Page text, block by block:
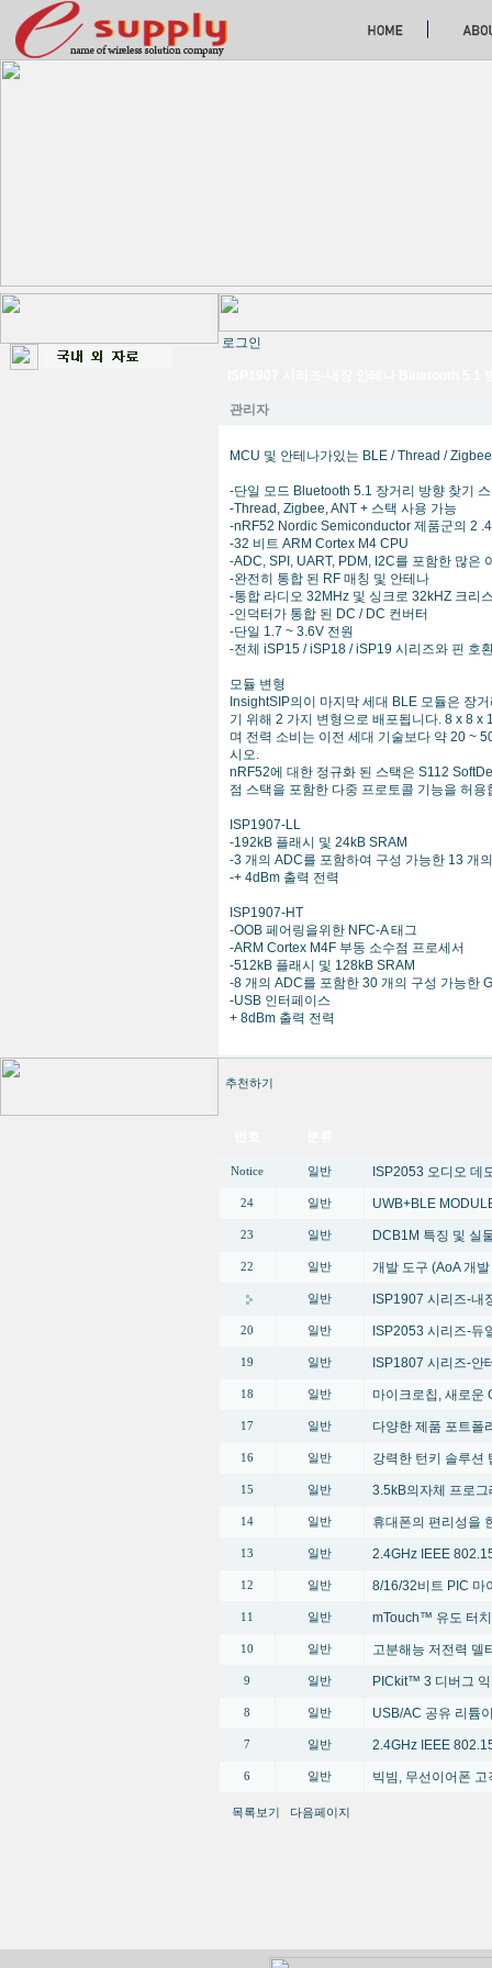
로그인
관리자
MCU 및 안테나가있는 BLE / Thread /
-단일 모드 Bluetooth 5.1 장거리 방향 찾기
-Thread, Zigbee, ANT + 스택 사용 가능
-nRF52 Nordic Semiconductor 제품군의 2
-32 비트 ARM Cortex M4 CPU
-ADC, SPI, UART, PDM, I2C를 포함한 많은
-완전히 통합 된 RF 매칭 및 안테나
-통합 라디오 32MHz 및 싱크로 32kHZ 크리
-인덕터가 통합 된 DC / DC 컨버터
-단일 1.7 ~ 3.6V 전원
-전체 iSP15 / iSP18 / iSP19 시리즈와 핀 호
모듈 변형
InsightSIP의이 마지막 세대 BLE 모듈은 장
기 위해 2 가지 변형으로 배포됩니다. 8 x 8
며 전력 소비는 이전 세대 기술보다 약 20 ~
시오.
nRF52에 대한 정규화 된 스택은 S112
점 스택을 포함한 다중 프로토콜 기능을 허용
ISP1907-LL
-192kB 플래시 및 24kB SRAM
-3 개의 ADC를 포함하여 구성 가능한 13 개
-+ 4dBm 출력 전력
ISP1907-HT
-OOB 페어링을위한 NFC-A 태그
-ARM Cortex M4F 부동 소수점 프로세서
-512kB 플래시 및 128kB SRAM
-8 개의 ADC를 포함한 30 개의 구성 가능한
-USB 인터페이스
+ 8dBm 출력 전력
추천하기
Notice 일반 ISP2053 오디오 데
24 일반 UWB+BLE
23 일반 DCB1M 특징 및 실
22 일반 개발 도구 (AoA 개
일반 ISP1907 시리즈-내
20 일반 ISP2053 시리즈-듀
19 일반 ISP1807 시리즈-안
18 일반 마이크로칩, 새로운
17 일반 다양한 제품 포트폴
16 일반 강력한 턴키 솔루션
15 일반 3.5kB의자체 프로
14 일반 휴대폰의 편리성을
13 일반 2.4GHz IEEE
12 일반 8/16/32비트 PIC 마
11 일반 mTouch™ 유도 터
10 일반 고분해능 저전력 델
9 일반 PICkit™ 3 디버그
8 일반 USB/AC 공유 리튬
7 일반 2.4GHz IEEE
6 일반 빅빔, 무선이어폰 고
목록보기 다음페이지